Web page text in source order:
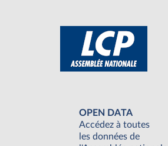
OPEN DATA
Accédez à toutes
les données de